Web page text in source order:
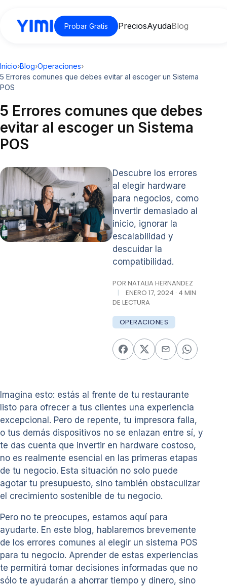
Probar Gratis PreciosAyudaBlog
Inicio›Blog›Operaciones›
5 Errores comunes que debes evitar al escoger un Sistema
POS
5 Errores comunes que debes
evitar al escoger un Sistema
POS
Descubre los errores
al elegir hardware
para negocios, como
invertir demasiado al
inicio, ignorar la
escalabilidad y
descuidar la
compatibilidad.
POR NATALIA HERNANDEZ
|
ENERO 17, 2024 · 4 MIN
DE LECTURA
OPERACIONES
Imagina esto: estás al frente de tu restaurante
listo para ofrecer a tus clientes una experiencia
excepcional. Pero de repente, tu impresora falla,
o tus demás dispositivos no se enlazan entre sí, y
te das cuenta que invertir en hardware costoso,
no es realmente esencial en las primeras etapas
de tu negocio. Esta situación no solo puede
agotar tu presupuesto, sino también obstaculizar
el crecimiento sostenible de tu negocio.
Pero no te preocupes, estamos aquí para
ayudarte. En este blog, hablaremos brevemente
de los errores comunes al elegir un sistema POS
para tu negocio. Aprender de estas experiencias
te permitirá tomar decisiones informadas que no
sólo te ayudarán a ahorrar tiempo y dinero, sino